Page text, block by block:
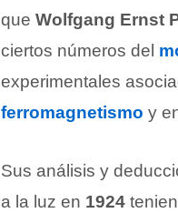
que Wolfgang Ernst
ciertos números del
experimentales
ferromagnetismo y
Sus análisis y
a la luz en 1924